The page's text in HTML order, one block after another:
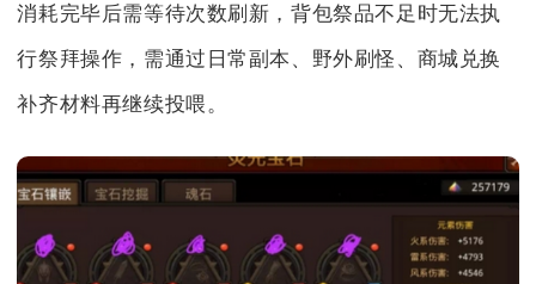
消耗完毕后需等待次数刷新，背包祭品不足时无法执
行祭拜操作，需通过日常副本、野外刷怪、商城兑换
补齐材料再继续投喂。